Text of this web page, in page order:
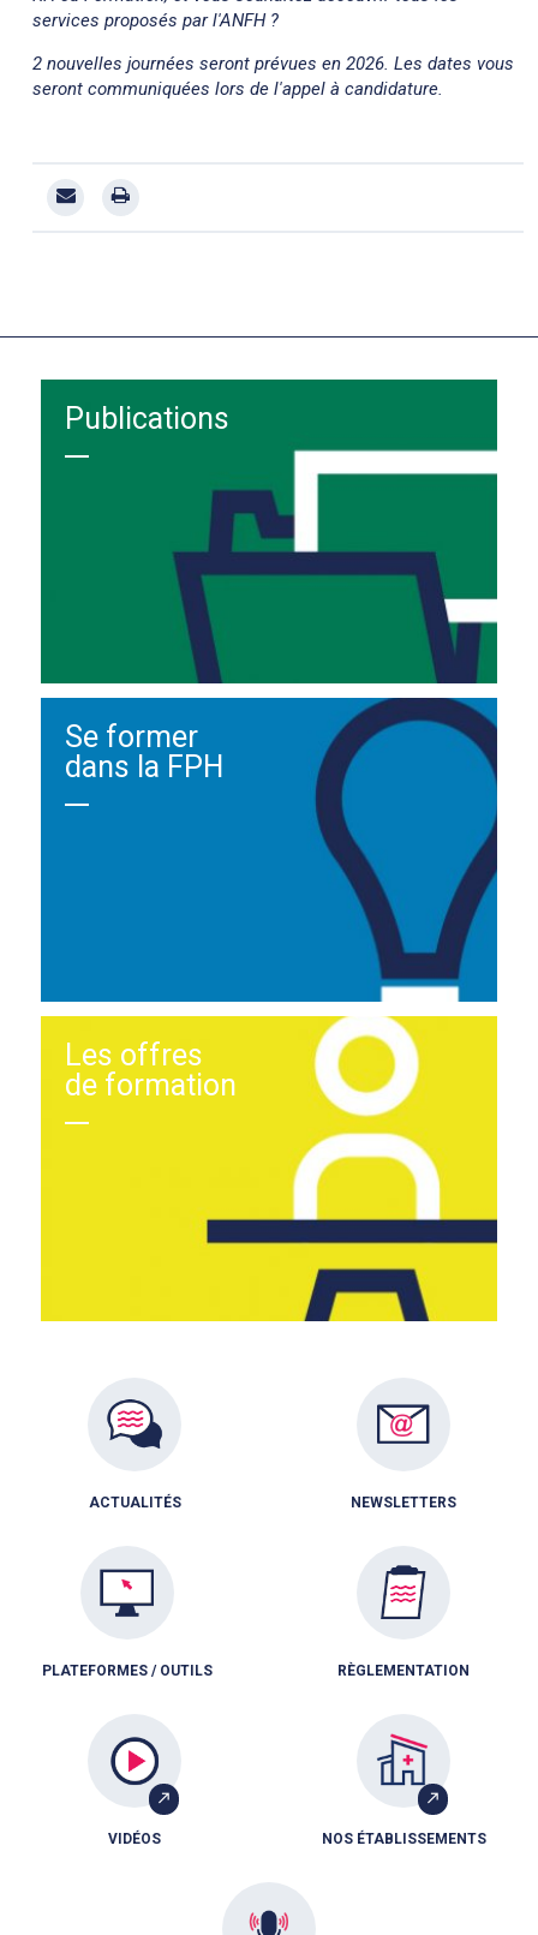
services proposés par l'ANFH ?
2 nouvelles journées seront prévues en 2026. Les dates vous
seront communiquées lors de l'appel à candidature.
Publications
Se former
dans la FPH
Les offres
de formation
ACTUALITÉS NEWSLETTERS
PLATEFORMES / OUTILS RÈGLEMENTATION
VIDÉOS NOS ÉTABLISSEMENTS